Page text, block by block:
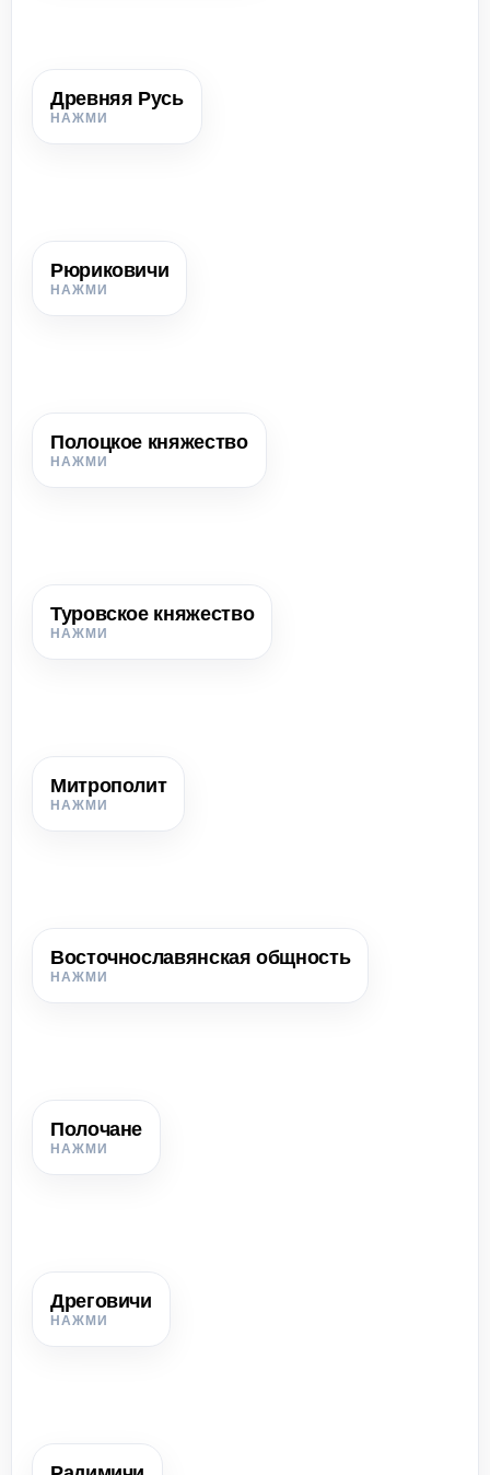
Древняя Русь
Крупное государство восточных славян, возникшее в
Рюриковичи
Княжеский род, представители которого правили во
Полоцкое княжество
Первое государство на белорусских землях, возникшее
Туровское княжество
Княжество на землях дреговичей, важный центр южной
Митрополит
Глава церковной организации в Древней Руси; главный
Восточнославянская общность
Восточнославянская общность
Историческая общность восточных славян, связанная
письменностью.
Полочане
Восточнославянский союз племён, на землях которого
Дреговичи
Восточнославянский союз племён, с которым связано